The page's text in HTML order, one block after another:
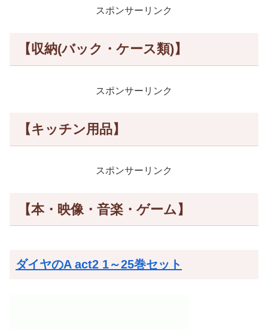
スポンサーリンク
【収納(バック・ケース類)】
スポンサーリンク
【キッチン用品】
スポンサーリンク
【本・映像・音楽・ゲーム】
ダイヤのA act2 1～25巻セット